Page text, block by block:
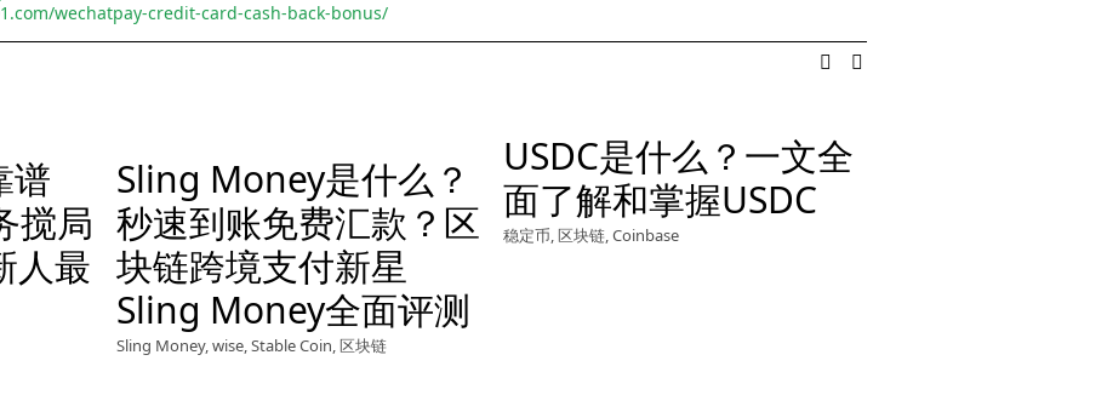
wechatpay-credit-card-cash-back-bonus/
谱
搅局
人最
Sling Money是什么？
秒速到账免费汇款？区
块链跨境支付新星
Sling Money全面评测
Sling Money,wise,Stable Coin,区块链
USDC是什么？一文全
面了解和掌握USDC
稳定币,区块链,Coinbase